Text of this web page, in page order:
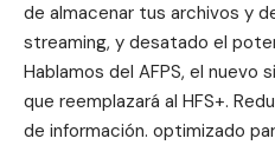
de almacenar tus archivos y
streaming, y desatado el
Hablamos del AFPS, el nuevo
que reemplazará al HFS+.
de información. optimizado